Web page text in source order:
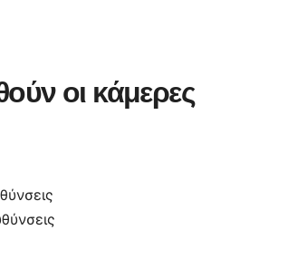
οι κάμερες